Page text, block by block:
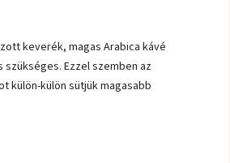
keverék, magas Arabica kávé
Ezzel szemben az
külön-külön sütjük magasabb